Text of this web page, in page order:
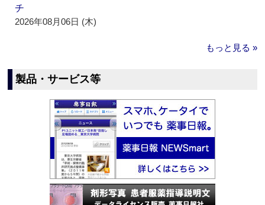
チ
2026年08月06日 (木)
もっと見る »
製品・サービス等